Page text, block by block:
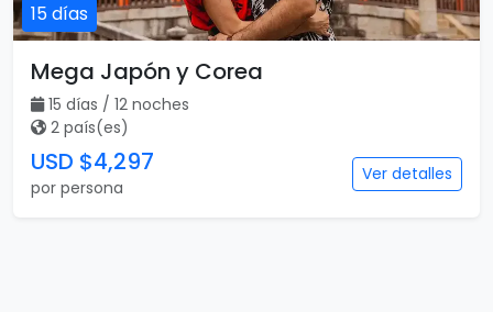
15 días
Mega Japón y Corea
15 días / 12 noches
2 país(es)
USD $4,297
por persona
Ver detalles